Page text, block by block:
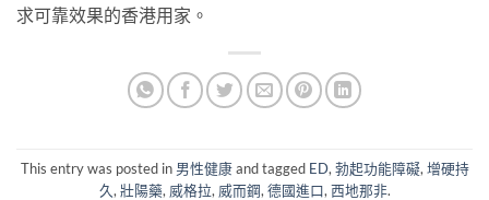
求可靠效果的香港用家。
This entry was posted in 男性健康and tagged ED, 勃起功能障礙, 增硬持
久, 壯陽藥, 威格拉, 威而鋼, 德國進口, 西地那非.